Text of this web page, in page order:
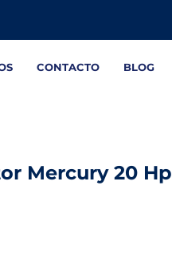
CONTACTO BLOG
Mercury 20 Hp